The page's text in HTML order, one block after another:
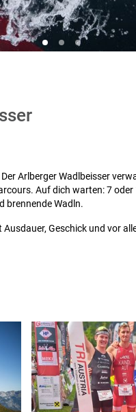
Arlberger Wadlbeisser
Auf dich warten: 7 oder
brennende Wadln.
Geschick und vor